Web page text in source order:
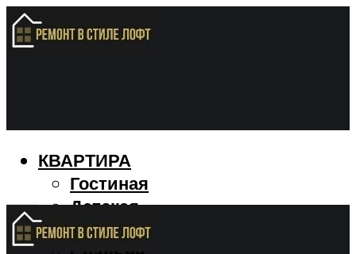
КВАРТИРА
Гостиная
Детская
Кухня